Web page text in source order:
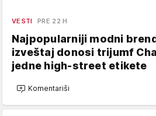
VESTI PRE 22 H
Najpopularniji modni
izveštaj donosi trijumf
jedne high-street etikete
Komentariši